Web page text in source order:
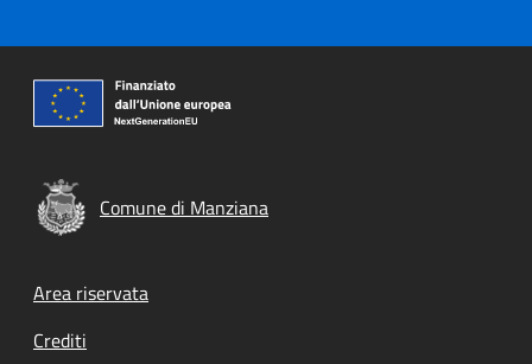
Comune di Manziana
Footer menu
Area riservata
Crediti